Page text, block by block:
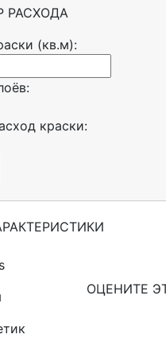
РАСХОДА
(кв.м):
краски:
ОЦЕНИТЕ